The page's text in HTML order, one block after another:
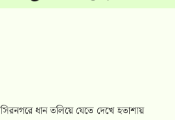
ধান তলিয়ে যেতে দেখে হতাশায়